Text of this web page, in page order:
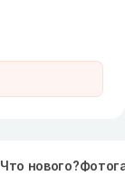
Что нового?